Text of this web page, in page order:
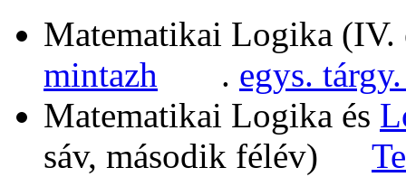
Matematikai Logika
mintazh . egys. tárgy.
Matematikai Logika és
sáv, második félév)